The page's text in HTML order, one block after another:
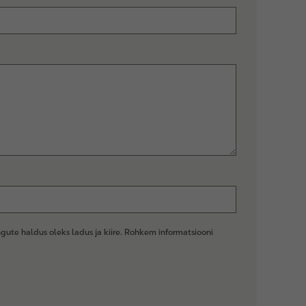
haldus oleks ladus ja kiire. Rohkem informatsiooni